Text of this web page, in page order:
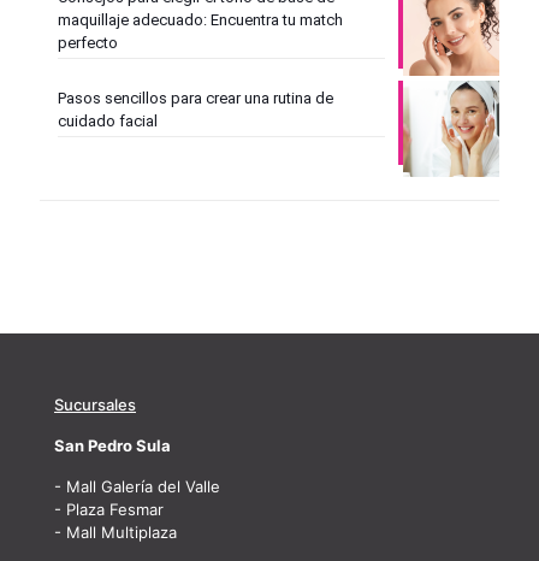
maquillaje adecuado: Encuentra tu match
perfecto
Pasos sencillos para crear una rutina de
cuidado facial
Sucursales
San Pedro Sula
- Mall Galería del Valle
- Plaza Fesmar
- Mall Multiplaza